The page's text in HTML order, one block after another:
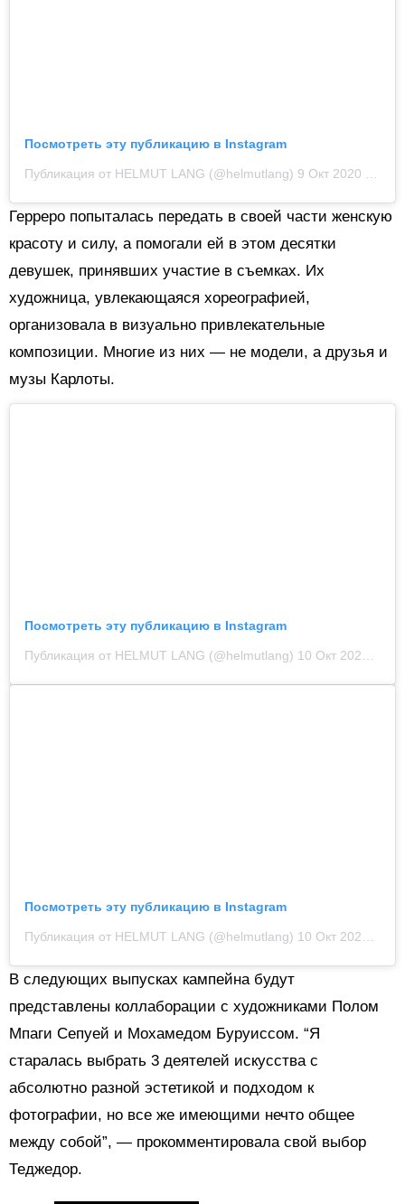
Посмотреть эту публикацию в Instagram
Публикация от HELMUT LANG (@helmutlang) 9 Окт 2020 в 7:35 PDT
Герреро попыталась передать в своей части женскую
красоту и силу, а помогали ей в этом десятки
девушек, принявших участие в съемках. Их
художница, увлекающаяся хореографией,
организовала в визуально привлекательные
композиции. Многие из них — не модели, а друзья и
музы Карлоты.
Посмотреть эту публикацию в Instagram
Публикация от HELMUT LANG (@helmutlang) 10 Окт 2020 в 7:03 PDT
Посмотреть эту публикацию в Instagram
Публикация от HELMUT LANG (@helmutlang) 10 Окт 2020 в 9:02 PDT
В следующих выпусках кампейна будут
представлены коллаборации с художниками Полом
Мпаги Сепуей и Мохамедом Буруиссом. “Я
старалась выбрать 3 деятелей искусства с
абсолютно разной эстетикой и подходом к
фотографии, но все же имеющими нечто общее
между собой”, — прокомментировала свой выбор
Теджедор.